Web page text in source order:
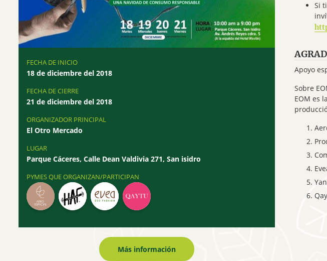
FECHA DE INICIO
18 de diciembre del 2018
FECHA DE CIERRE
21 de diciembre del 2018
ORGANIZADOR PRINCIPAL
El Otro Mercado
LUGAR
Parque Cáceres, Calle Dean Valdivia 271, San isidro
PYMES QUE ORGANIZAN/PARTICIPAN
Más información
Si
Apoyo
Sobre
EOM es